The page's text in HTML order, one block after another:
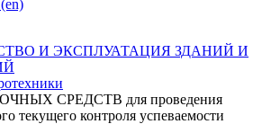
И ЭКСПЛУАТАЦИЯ ЗДАНИЙ И
СРЕДСТВ для проведения
текущего контроля успеваемости